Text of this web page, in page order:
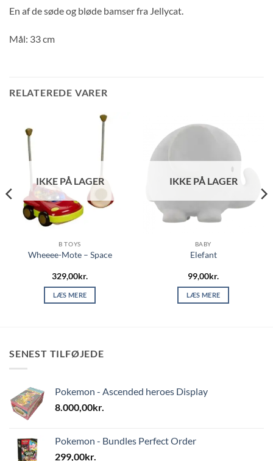
En af de søde og bløde bamser fra Jellycat.
Mål: 33 cm
RELATEREDE VARER
IKKE PÅ LAGER
B TOYS
Wheeee-Mote – Space
329,00kr.
LÆS MERE
IKKE PÅ LAGER
BABY
Elefant
99,00kr.
LÆS MERE
SENEST TILFØJEDE
Pokemon - Ascended heroes Display
8.000,00kr.
Pokemon - Bundles Perfect Order
299,00kr.